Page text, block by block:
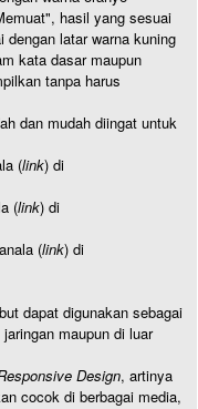
hasil yang sesuai
dengan latar warna kuning
kata dasar maupun
tanpa harus
dan mudah diingat untuk
(link) di
(link) di
(link) di
dapat digunakan sebagai
maupun di luar
Design, artinya
cocok di berbagai media,